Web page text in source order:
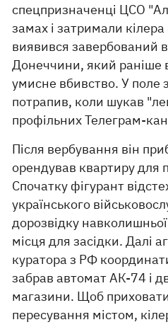
спецпризначенці ЦСО
замах і затримали
виявився завербований
Донеччини, який раніше
умисне вбивство. У поле
потрапив, коли шукав
профільних Телеграм-
Після вербування він
орендував квартиру для
Спочатку фігурант
українського
дорозвідку навколишньої
місця для засідки. Далі
куратора з РФ
забрав автомат АК-74 і
магазини. Щоб
пересування містом,